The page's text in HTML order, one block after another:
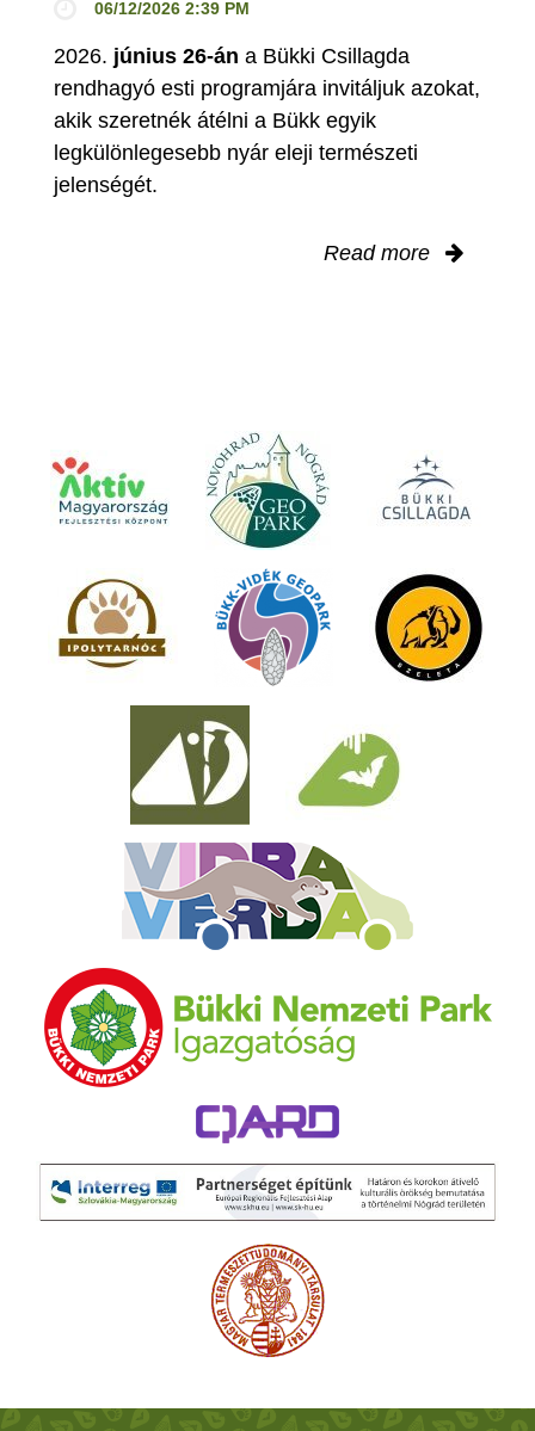
06/12/2026 2:39 PM
2026. június 26-án a Bükki Csillagda
rendhagyó esti programjára invitáljuk azokat,
akik szeretnék átélni a Bükk egyik
legkülönlegesebb nyár eleji természeti
jelenségét.
Read more